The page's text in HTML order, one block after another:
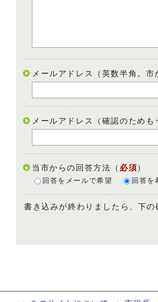
メールアドレス（英数半角。
メールアドレス（確認のためも
当市からの回答方法 （ 必須）
回答をメールで希望 回答を
書き込みが終わりましたら、下の